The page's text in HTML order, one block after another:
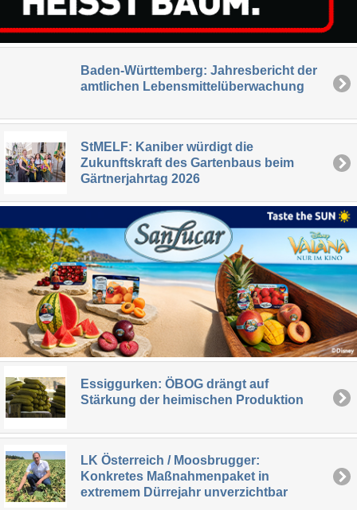
Baden-Württemberg: Jahresbericht der
amtlichen Lebensmittelüberwachung
StMELF: Kaniber würdigt die
Zukunftskraft des Gartenbaus beim
Gärtnerjahrtag 2026
Essiggurken: ÖBOG drängt auf
Stärkung der heimischen Produktion
LK Österreich / Moosbrugger:
Konkretes Maßnahmenpaket in
extremem Dürrejahr unverzichtbar